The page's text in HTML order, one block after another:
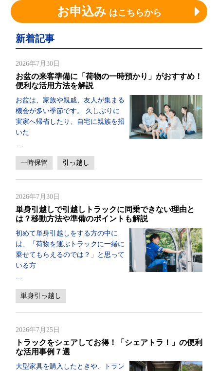
お申込み はこちらから
新着記事
2026年7月30日
お盆の来客準備に「荷物の一時預かり」がおすすめ！
便利な活用方法を解説
お盆は、家族や親戚、友人が集まる
機会が多い季節です。 久しぶりに
実家へ帰省したり、自宅に親族を招
いた
…
一時保管 引っ越し
2026年7月30日
単身引越しで引越しトラックに同乗できない理由と
は？移動方法や準備のポイントも解説
初めて単身引越しをする方の中に
は、「荷物を運ぶトラックに一緒に
乗せてもらえるのでは？」と思って
いる方
…
単身引っ越し
2026年7月25日
トラックをシェアしてお得！「シェアトラ！」の便利
な活用事例７選
大型家具を購入したときや、トラン